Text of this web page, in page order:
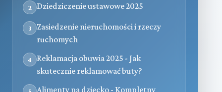
2 Dziedziczenie ustawowe 2025
3
Zasiedzenie nieruchomości i rzeczy
ruchomych
4
Reklamacja obuwia 2025 - Jak
skutecznie reklamować buty?
Alimenty na dziecko - Kompletny